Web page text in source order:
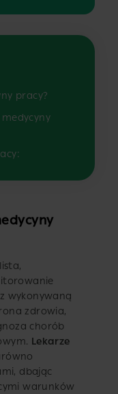
pracy?
wykonywaną
zdrowia,
chorób
Lekarze
dbając
warunków